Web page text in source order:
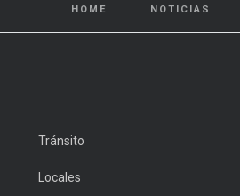
HOME NOTICIAS
Tránsito
Locales